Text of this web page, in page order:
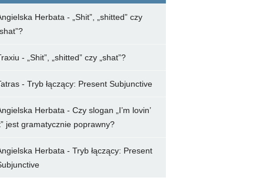
Herbata -
„Shit”, „shitted” czy
„shat”?
- „Shit”, „shitted” czy „shat”?
- Tryb łączący: Present Subjunctive
Herbata - Czy slogan „I’m lovin’
jest gramatycznie poprawny?
Herbata - Tryb łączący: Present